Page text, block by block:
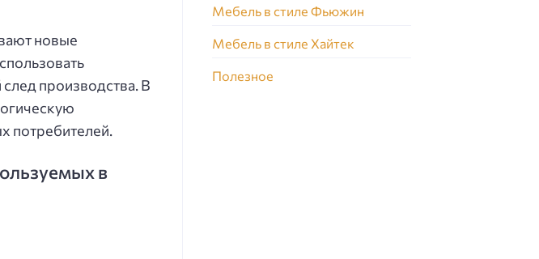
новые
производства. В
потребителей.
в
Мебель в стиле Фьюжин
Мебель в стиле Хайтек
Полезное